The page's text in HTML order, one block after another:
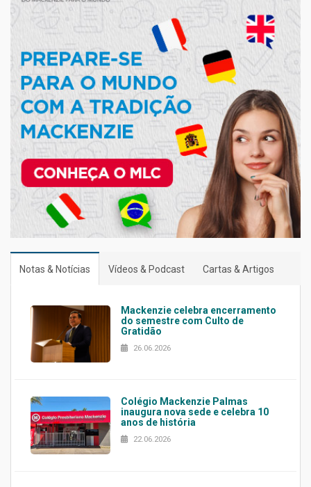
Notas & Notícias Vídeos & Podcast Cartas & Artigos
Mackenzie celebra encerramento
do semestre com Culto de
Gratidão
26.06.2026
Colégio Mackenzie Palmas
inaugura nova sede e celebra 10
anos de história
22.06.2026